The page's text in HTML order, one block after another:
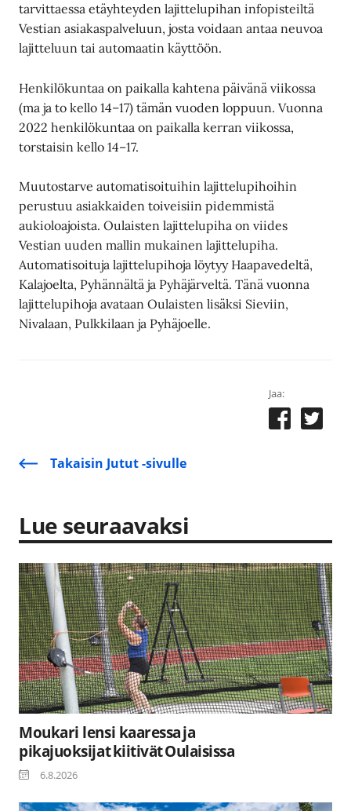
tarvittaessa etäyhteyden lajittelupihan infopisteiltä
Vestian asiakaspalveluun, josta voidaan antaa neuvoa
lajitteluun tai automaatin käyttöön.
Henkilökuntaa on paikalla kahtena päivänä viikossa
(ma ja to kello 14–17) tämän vuoden loppuun. Vuonna
2022 henkilökuntaa on paikalla kerran viikossa,
torstaisin kello 14–17.
Muutostarve automatisoituihin lajittelupihoihin
perustuu asiakkaiden toiveisiin pidemmistä
aukioloajoista. Oulaisten lajittelupiha on viides
Vestian uuden mallin mukainen lajittelupiha.
Automatisoituja lajittelupihoja löytyy Haapavedeltä,
Kalajoelta, Pyhännältä ja Pyhäjärveltä. Tänä vuonna
lajittelupihoja avataan Oulaisten lisäksi Sieviin,
Nivalaan, Pulkkilaan ja Pyhäjoelle.
Jaa:
Takaisin Jutut -sivulle
Lue seuraavaksi
Moukari lensi kaaressa ja
pikajuoksijat kiitivät Oulaisissa
6.8.2026